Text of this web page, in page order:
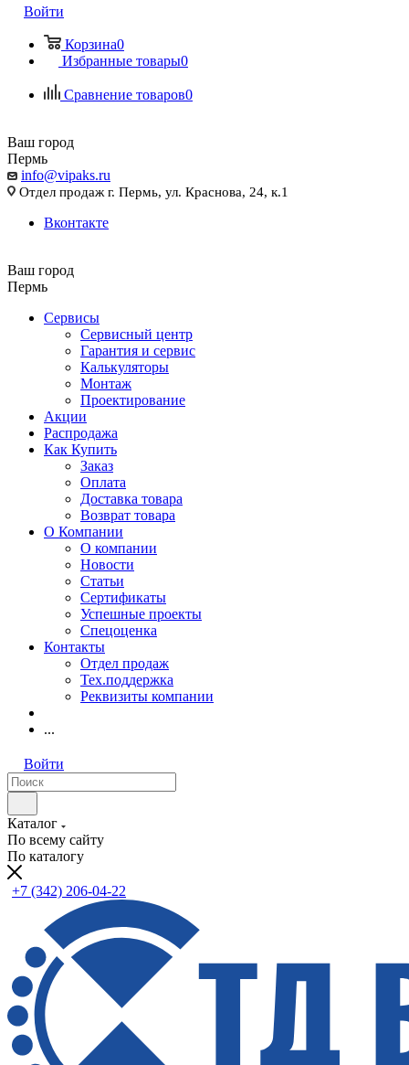
Войти
Корзина0
Избранные товары0
Сравнение товаров0
Ваш город
Пермь
info@vipaks.ru
Отдел продаж г. Пермь, ул. Краснова, 24, к.1
Вконтакте
Ваш город
Пермь
Сервисы
Сервисный центр
Гарантия и сервис
Калькуляторы
Монтаж
Проектирование
Акции
Распродажа
Как Купить
Заказ
Оплата
Доставка товара
Возврат товара
О Компании
О компании
Новости
Статьи
Сертификаты
Успешные проекты
Спецоценка
Контакты
Отдел продаж
Тех.поддержка
Реквизиты компании
...
Войти
Каталог
По всему сайту
По каталогу
+7 (342) 206-04-22